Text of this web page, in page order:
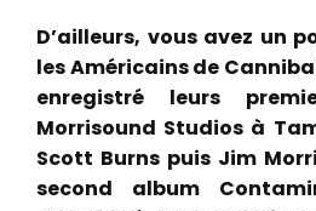
D’ailleurs, vous avez un
les Américains de
enregistré leurs
Morrisound Studios à
Scott Burns puis Jim
second album